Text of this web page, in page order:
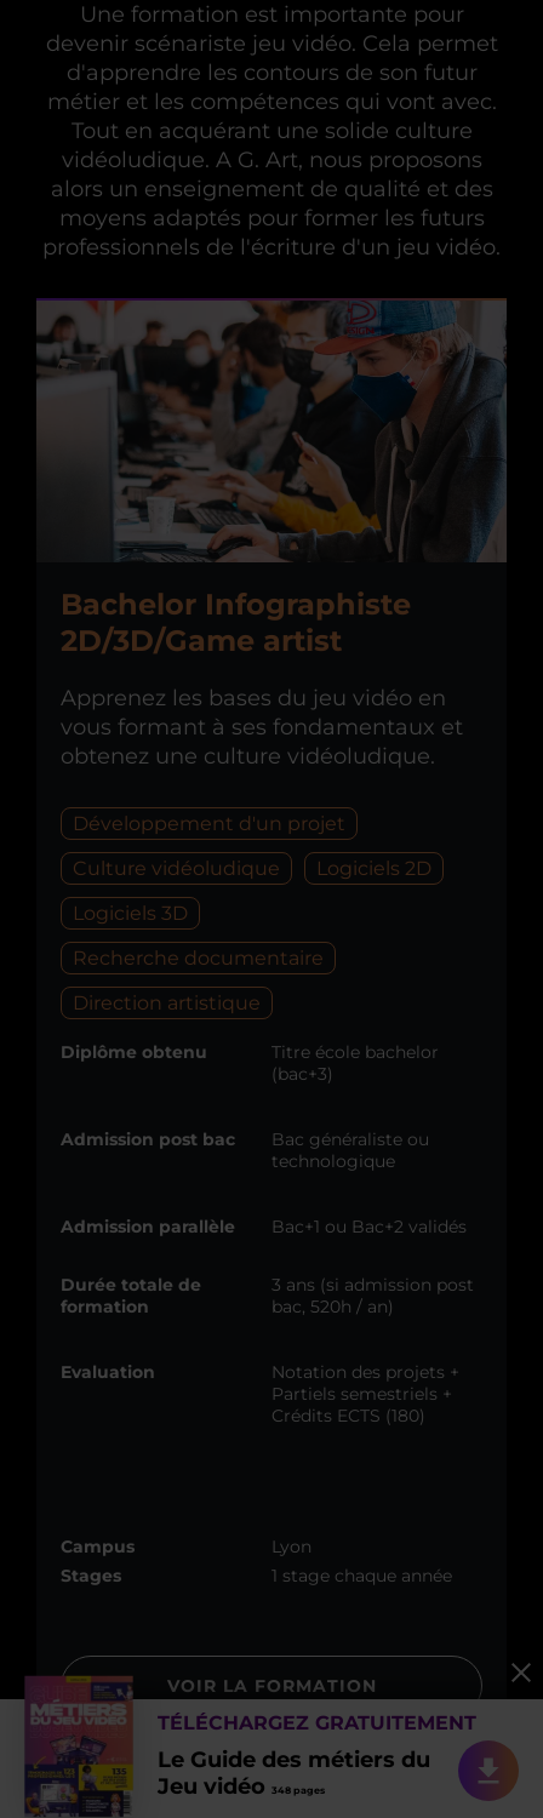
Une formation est importante pour
devenir scénariste jeu vidéo. Cela permet
d'apprendre les contours de son futur
métier et les compétences qui vont avec.
Tout en acquérant une solide culture
vidéoludique. A G. Art, nous proposons
alors un enseignement de qualité et des
moyens adaptés pour former les futurs
professionnels de l'écriture d'un jeu vidéo.
Bachelor Infographiste
2D/3D/Game artist
Apprenez les bases du jeu vidéo en
vous formant à ses fondamentaux et
obtenez une culture vidéoludique.
Développement d'un projet
Culture vidéoludique
Logiciels 2D
Logiciels 3D
Recherche documentaire
Direction artistique
Diplôme obtenu
Titre école bachelor
(bac+3)
Admission post bac
Bac généraliste ou
technologique
Admission parallèle Bac+1 ou Bac+2 validés
Durée totale de
formation
3 ans (si admission post
bac, 520h / an)
Evaluation
Notation des projets +
Partiels semestriels +
Crédits ECTS (180)
Campus
Lyon
Stages
1 stage chaque année
VOIR LA FORMATION
DOCUMENTATION
TÉLÉCHARGEZ GRATUITEMENT
Le Guide des métiers du
Jeu vidéo 348 pages